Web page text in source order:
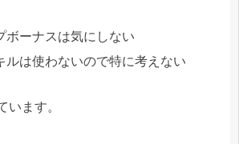
ボーナスは気にしない
ルは使わないので特に考えない
います。